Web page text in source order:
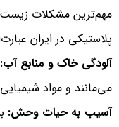
مهم‌ترین مشکلات
پلاستیکی در ایران
آلودگی خاک و منابع آب:
می‌مانند و مواد
آسیب به حیات وحش: